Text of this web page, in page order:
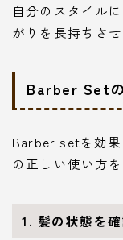
自分のスタイル
がりを長持ちさ
Barber Set
Barber setを効
の正しい使い方
1. 髪の状態を